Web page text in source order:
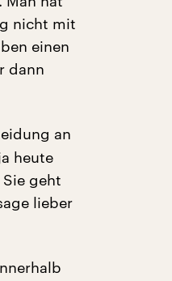
nicht mit
einen
dann
an
heute
geht
lieber